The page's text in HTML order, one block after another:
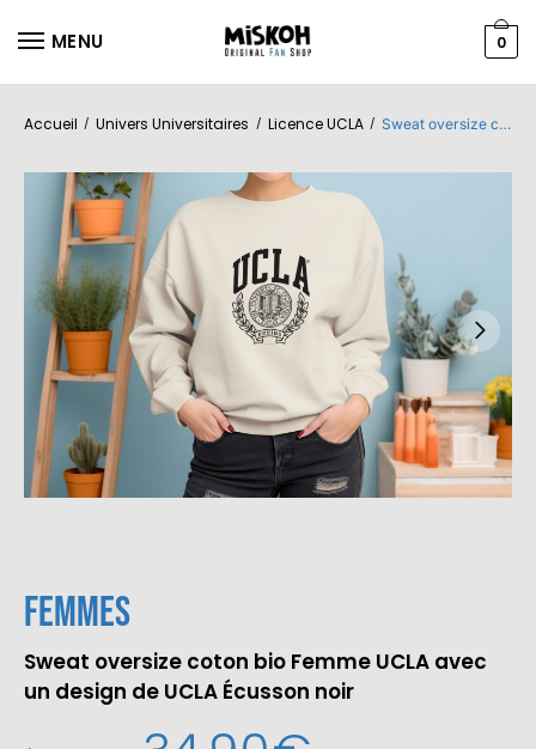
MENU 0
Accueil / Univers Universitaires / Licence UCLA / Sweat oversize coton bio Femme UCLA avec un design de UCLA Écusson noir
Femmes
Sweat oversize coton bio Femme UCLA avec
un design de UCLA Écusson noir